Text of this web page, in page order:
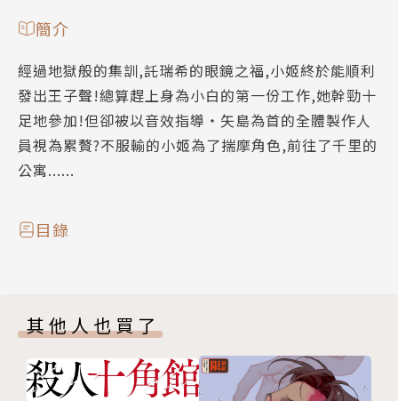
簡介
經過地獄般的集訓,託瑞希的眼鏡之福,小姬終於能順利
發出王子聲!總算趕上身為小白的第一份工作,她幹勁十
足地參加!但卻被以音效指導・矢島為首的全體製作人
員視為累贅?不服輸的小姬為了揣摩角色,前往了千里的
公寓......
目錄
其他人也買了